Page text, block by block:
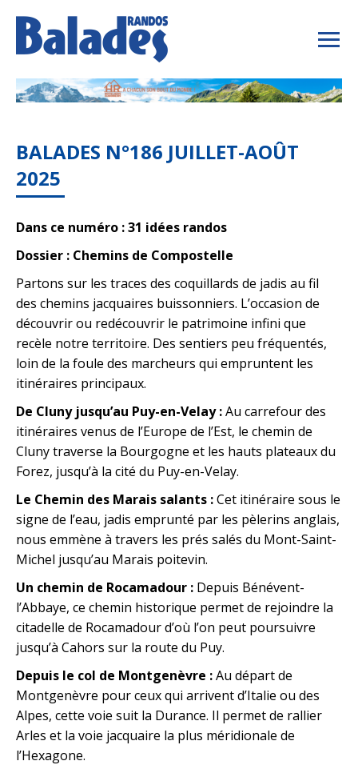
BALADES N°186 JUILLET-AOÛT
2025
Dans ce numéro : 31 idées randos
Dossier : Chemins de Compostelle
Partons sur les traces des coquillards de jadis au fil
des chemins jacquaires buissonniers. L’occasion de
découvrir ou redécouvrir le patrimoine infini que
recèle notre territoire. Des sentiers peu fréquentés,
loin de la foule des marcheurs qui empruntent les
itinéraires principaux.
De Cluny jusqu’au Puy-en-Velay :Au carrefour des
itinéraires venus de l’Europe de l’Est, le chemin de
Cluny traverse la Bourgogne et les hauts plateaux du
Forez, jusqu’à la cité du Puy-en-Velay.
Le Chemin des Marais salants :Cet itinéraire sous le
signe de l’eau, jadis emprunté par les pèlerins anglais,
nous emmène à travers les prés salés du Mont-Saint-
Michel jusqu’au Marais poitevin.
Un chemin de Rocamadour : Depuis Bénévent-
l’Abbaye, ce chemin historique permet de rejoindre la
citadelle de Rocamadour d’où l’on peut poursuivre
jusqu’à Cahors sur la route du Puy.
Depuis le col de Montgenèvre :Au départ de
Montgenèvre pour ceux qui arrivent d’Italie ou des
Alpes, cette voie suit la Durance. Il permet de rallier
Arles et la voie jacquaire la plus méridionale de
l’Hexagone.